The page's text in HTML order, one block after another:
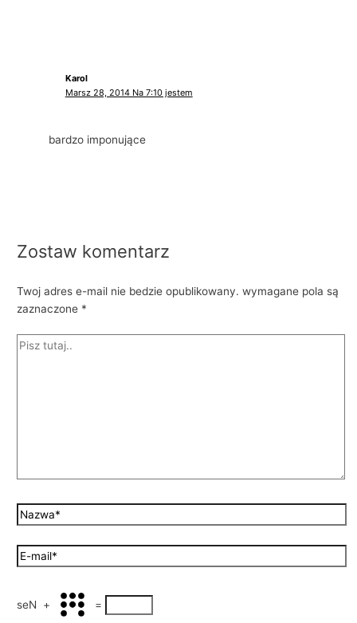
Karol
Marsz 28, 2014 Na 7:10 jestem
bardzo imponujące
Zostaw komentarz
Twoj adres e-mail nie bedzie opublikowany. wymagane pola są
zaznaczone *
seN + =